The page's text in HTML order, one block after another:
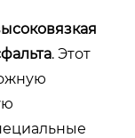
. Этот